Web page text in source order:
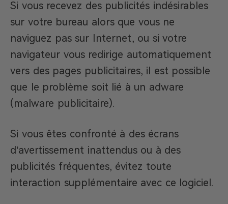
Si vous recevez des publicités indésirables
sur votre bureau alors que vous ne
naviguez pas sur Internet, ou si votre
navigateur vous redirige automatiquement
vers des pages publicitaires, il est possible
que le problème soit lié à un adware
(malware publicitaire).
Si vous êtes confronté à des écrans
d’avertissement inattendus ou à des
publicités fréquentes, évitez toute
interaction supplémentaire avec ce logiciel.